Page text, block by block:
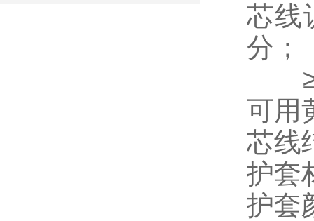
芯线
分；
可用
芯线
护套
护套